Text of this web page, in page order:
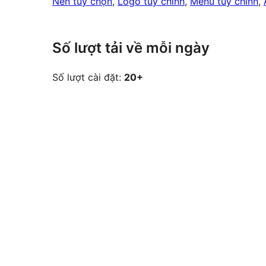
Số lượt tải về mỗi ngày
Số lượt cài đặt: 20+